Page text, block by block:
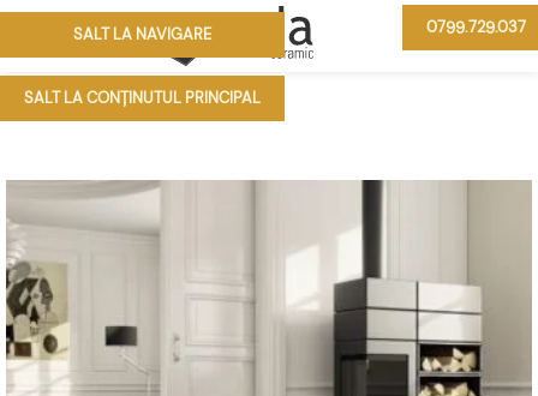
SALT LA NAVIGARE
SALT LA CONȚINUTUL PRINCIPAL
0799.729.037